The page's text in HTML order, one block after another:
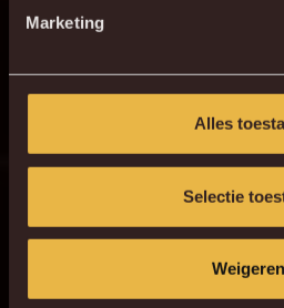
Marketing
Alles
Selectie
Weigeren